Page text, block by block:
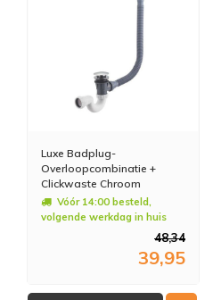
Luxe Badplug-
Overloopcombinatie +
Clickwaste Chroom
Vóór 14:00 besteld,
volgende werkdag in huis
48,34
39,95